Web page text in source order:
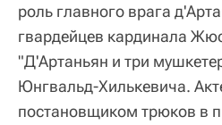
роль главного врага
гвардейцев кардинала
"Д'Артаньян и три
Юнгвальд-Хилькевича.
постановщиком трюков в